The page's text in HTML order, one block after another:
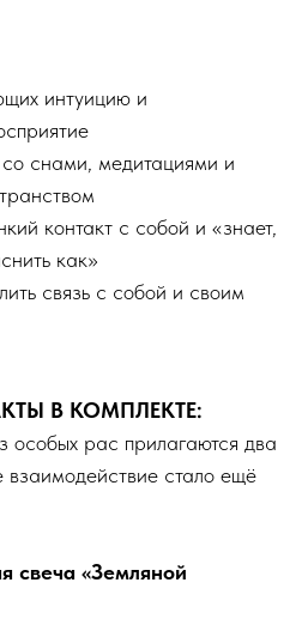
интуицию и
со снами, медитациями и
контакт с собой и «знает,
как»
связь с собой и своим
В КОМПЛЕКТЕ:
особых рас прилагаются два
стало ещё
свеча «Земляной